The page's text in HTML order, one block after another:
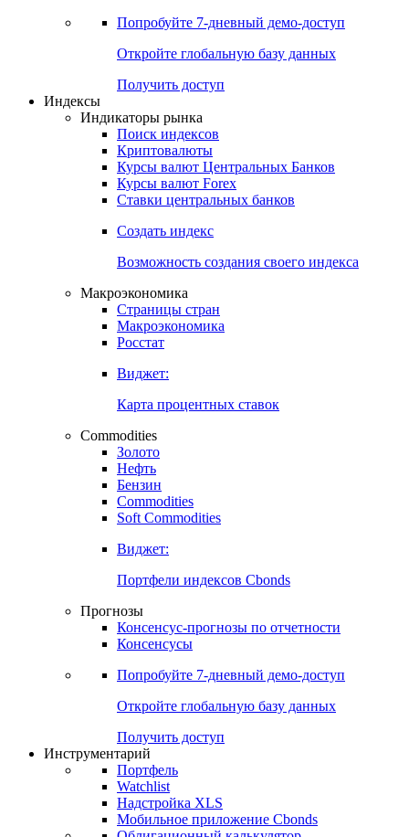
Попробуйте 7-дневный демо-доступ
Откройте глобальную базу данных
Получить доступ
Индексы
Индикаторы рынка
Поиск индексов
Криптовалюты
Курсы валют Центральных Банков
Курсы валют Forex
Ставки центральных банков
Создать индекс
Возможность создания своего индекса
Макроэкономика
Страницы стран
Макроэкономика
Росстат
Виджет:
Карта процентных ставок
Commodities
Золото
Нефть
Бензин
Commodities
Soft Commodities
Виджет:
Портфели индексов Cbonds
Прогнозы
Консенсус-прогнозы по отчетности
Консенсусы
Попробуйте 7-дневный демо-доступ
Откройте глобальную базу данных
Получить доступ
Инструментарий
Портфель
Watchlist
Надстройка XLS
Мобильное приложение Cbonds